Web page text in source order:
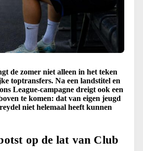
de zomer niet alleen in het teken
toptransfers. Na een landstitel en
League-campagne dreigt ook een
te komen: dat van eigen jeugd
niet helemaal heeft kunnen
op de lat van Club